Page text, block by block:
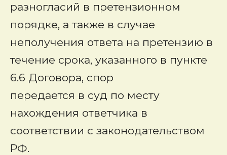
разногласий в претензионном
порядке, а также в случае
неполучения ответа на претензию в
течение срока, указанного в пункте
6.6 Договора, спор
передается в суд по месту
нахождения ответчика в
соответствии с законодательством
РФ.